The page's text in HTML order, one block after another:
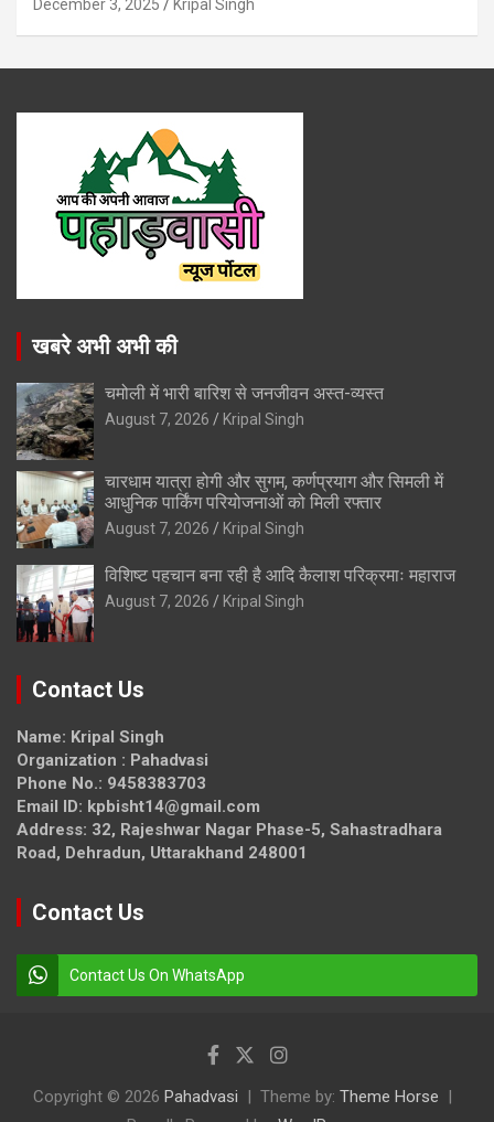
December 3, 2025 Kripal Singh
खबरे अभी अभी की
चमोली में भारी बारिश से जनजीवन अस्त-व्यस्त
August 7, 2026 Kripal Singh
चारधाम यात्रा होगी और सुगम, कर्णप्रयाग और सिमली में
आधुनिक पार्किंग परियोजनाओं को मिली रफ्तार
August 7, 2026 Kripal Singh
विशिष्ट पहचान बना रही है आदि कैलाश परिक्रमाः महाराज
August 7, 2026 Kripal Singh
Contact Us
Name: Kripal Singh
Organization : Pahadvasi
Phone No.: 9458383703
Email ID: kpbisht14@gmail.com
Address: 32, Rajeshwar Nagar Phase-5, Sahastradhara
Road, Dehradun, Uttarakhand 248001
Contact Us
Contact Us On WhatsApp
Copyright © 2026 Pahadvasi Theme by: Theme Horse